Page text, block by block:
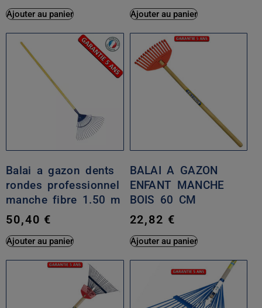
Ajouter au panier Ajouter au panier
Balai a gazon dents
rondes professionnel
manche fibre 1.50 m
50,40 €
Ajouter au panier
BALAI A GAZON
ENFANT MANCHE
BOIS 60 CM
22,82 €
Ajouter au panier